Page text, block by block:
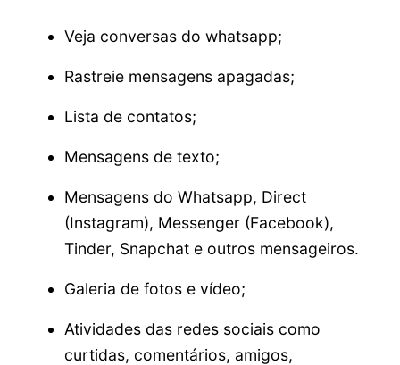
Veja conversas do whatsapp;
Rastreie mensagens apagadas;
Lista de contatos;
Mensagens de texto;
Mensagens do Whatsapp, Direct
(Instagram), Messenger (Facebook),
Tinder, Snapchat e outros mensageiros.
Galeria de fotos e vídeo;
Atividades das redes sociais como
curtidas, comentários, amigos,